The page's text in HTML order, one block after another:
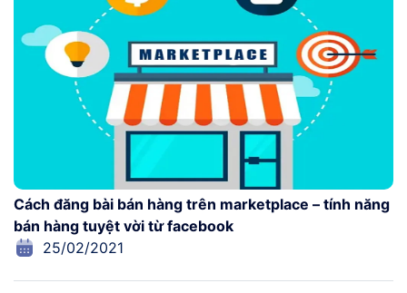
Cách đăng bài bán hàng trên marketplace – tính năng
bán hàng tuyệt vời từ facebook
25/02/2021